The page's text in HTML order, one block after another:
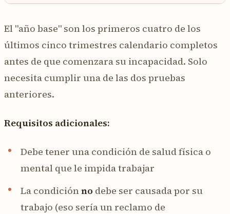
El "año base" son los primeros cuatro de los
últimos cinco trimestres calendario completos
antes de que comenzara su incapacidad. Solo
necesita cumplir una de las dos pruebas
anteriores.
Requisitos adicionales:
Debe tener una condición de salud física o
mental que le impida trabajar
La condiciónno debe ser causada por su
trabajo (eso sería un reclamo de